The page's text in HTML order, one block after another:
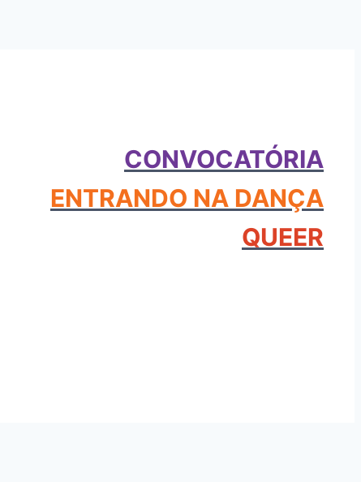
CONVOCATÓRIA
ENTRANDO NA DANÇA
QUEER